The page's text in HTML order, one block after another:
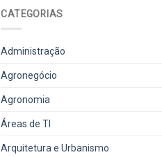
CATEGORIAS
Administração
Agronegócio
Agronomia
Áreas de TI
Arquitetura e Urbanismo